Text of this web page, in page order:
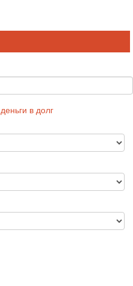
деньги в долг